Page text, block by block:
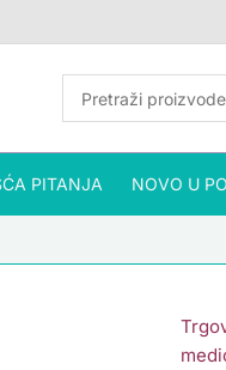
PITANJA NOVO U
s
od
5x3